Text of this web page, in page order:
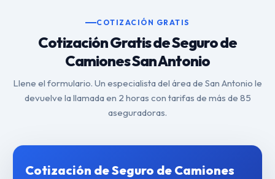
COTIZACIÓN GRATIS
Cotización Gratis de Seguro de
Camiones San Antonio
Llene el formulario. Un especialista del área de San Antonio le
devuelve la llamada en 2 horas con tarifas de más de 85
aseguradoras.
Cotización de Seguro de Camiones